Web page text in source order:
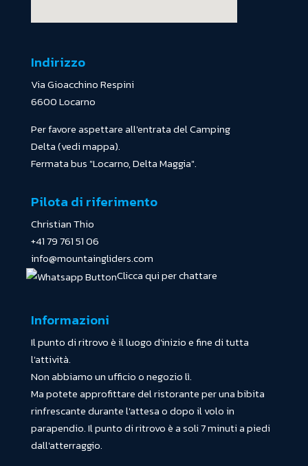
Indirizzo
Via Gioacchino Respini
6600 Locarno
Per favore aspettare all'entrata del Camping
Delta (vedi mappa).
Fermata bus "Locarno, Delta Maggia".
Pilota di riferimento
Christian Thio
+41 79 761 51 06
info@mountaingliders.com
Clicca qui per chattare
Informazioni
Il punto di ritrovo è il luogo d'inizio e fine di tutta
l'attività.
Non abbiamo un ufficio o negozio lì.
Ma potete approfittare del ristorante per una bibita
rinfrescante durante l'attesa o dopo il volo in
parapendio. Il punto di ritrovo è a soli 7 minuti a piedi
dall'atterraggio.